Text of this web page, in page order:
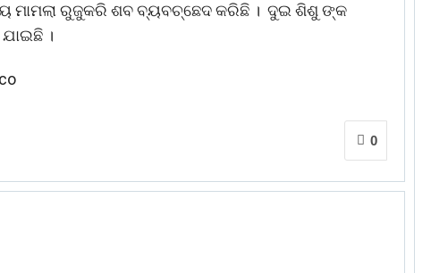
ମାମଲା ରୁଜୁକରି ଶବ ବ୍ୟବଚ୍ଛେଦ କରିଛି । ଦୁଇ ଶିଶୁ ଙ୍କ
।
0